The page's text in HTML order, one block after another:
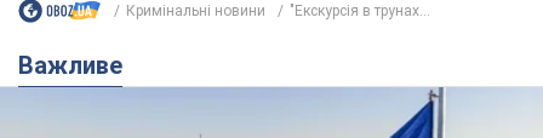
Кримінальні новини "Екскурсія в трунах...
Важливе